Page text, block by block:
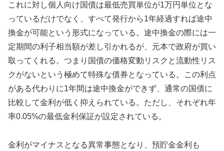
これに対し個人向け国債は最低売買単位が1万円単位とな
っているだけでなく、すべて発行から1年経過すれば途中
換金が可能という形式になっている。途中換金の際には一
定期間の利子相当額が差し引かれるが、元本で政府が買い
取ってくれる。つまり国債の価格変動リスクと流動性リス
クがないという極めて特殊な債券となっている。この利点
がある代わりに1年間は途中換金ができず、通常の国債に
比較して金利が低く抑えられている。ただし、それぞれ年
率0.05%の最低金利保証が設定されている。
金利がマイナスとなる異常事態となり、預貯金金利も